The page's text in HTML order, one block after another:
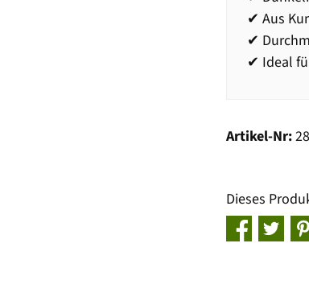
✔ Aus
✔
✔ Ideal
Artikel-Nr:
Dieses